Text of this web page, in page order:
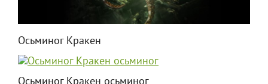
Осьминог Кракен